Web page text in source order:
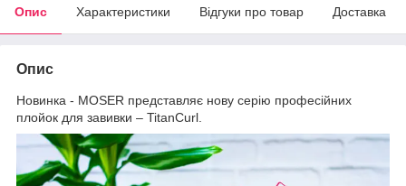
Опис Характеристики Відгуки про товар Доставка
Опис
Новинка - MOSER представляє нову серію професійних
плойок для завивки – TitanCurl.